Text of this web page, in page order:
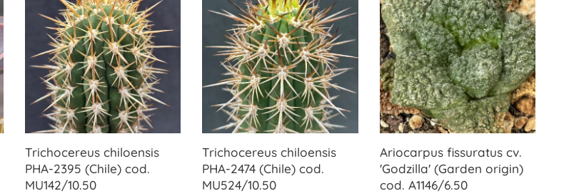
Trichocereus chiloensis
PHA-2395 (Chile) cod.
MU142/10.50
Trichocereus chiloensis
PHA-2474 (Chile) cod.
MU524/10.50
Ariocarpus fissuratus cv.
'Godzilla' (Garden origin)
cod. A1146/6.50